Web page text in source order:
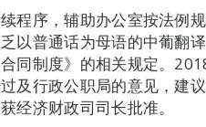
程序，辅助办公室按法例
以普通话为母语的中葡翻
合同制度》的相关规定。
及行政公职局的意见，建
经济财政司司长批准。